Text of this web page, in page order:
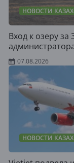
НОВОСТИ
Вход к озеру
07.08.2026
НОВОСТИ